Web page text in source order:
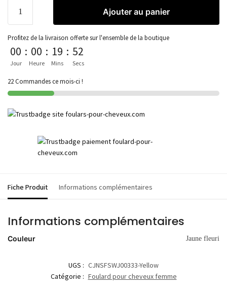
Ajouter au panier
Profitez de la livraison offerte sur l'ensemble de la boutique
00
Jour
: 00
Heure
: 19
Mins
: 52
Secs
22 Commandes ce mois-ci !
Fiche Produit Informations complémentaires
Informations complémentaires
Couleur Jaune fleuri
UGS : CJNSFSWJ00333-Yellow
Catégorie : Foulard pour cheveux femme